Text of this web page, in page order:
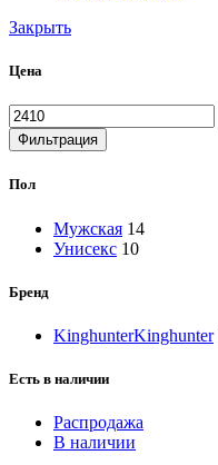
Закрыть
Цена
Минимальная
цена
Фильтрация
Пол
Мужская 14
Унисекс 10
Бренд
KinghunterKinghunter
Есть в наличии
Распродажа
В наличии